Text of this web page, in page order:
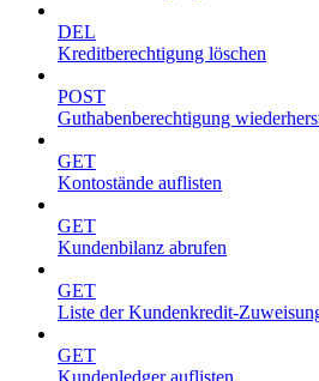
DEL
Kreditberechtigung löschen
POST
Guthabenberechtigung
GET
Kontostände auflisten
GET
Kundenbilanz abrufen
GET
Liste der Kundenkredit-
GET
Kundenledger auflisten